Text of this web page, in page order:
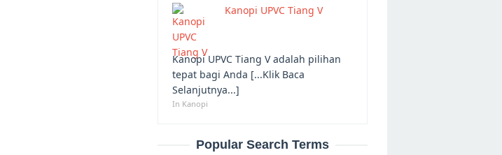
Kanopi UPVC Tiang V
Kanopi UPVC Tiang V adalah pilihan
tepat bagi Anda [...Klik Baca
Selanjutnya...]
In Kanopi
Popular Search Terms